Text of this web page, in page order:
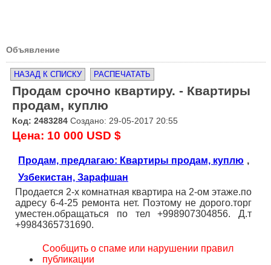
Объявление
НАЗАД К СПИСКУ РАСПЕЧАТАТЬ
Продам срочно квартиру. - Квартиры
продам, куплю
Код: 2483284 Создано: 29-05-2017 20:55
Цена: 10 000 USD $
Продам, предлагаю: Квартиры продам, куплю ,
Узбекистан, Зарафшан
Продается 2-х комнатная квартира на 2-ом этаже.по
адресу 6-4-25 ремонта нет. Поэтому не дорого.торг
уместен.обращаться по тел +998907304856. Д.т
+9984365731690.
Сообщить о спаме или нарушении правил
публикации